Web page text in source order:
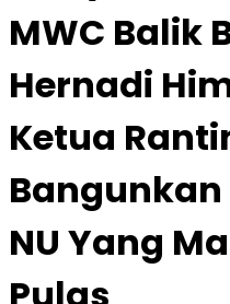
MWC Balik
Hernadi
Ketua
NU Yang